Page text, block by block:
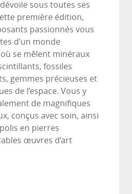
sous toutes ses
première édition,
passionnés vous
d’un monde
se mêlent minéraux
fossiles
gemmes précieuses et
de l’espace. Vous y
de magnifiques
conçus avec soin, ainsi
en pierres
œuvres d’art